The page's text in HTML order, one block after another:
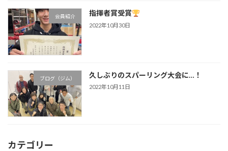
会員紹介 指揮者賞受賞
2022年10月30日
ブログ（ジム） 久しぶりのスパーリング大会に…！
2022年10月11日
カテゴリー